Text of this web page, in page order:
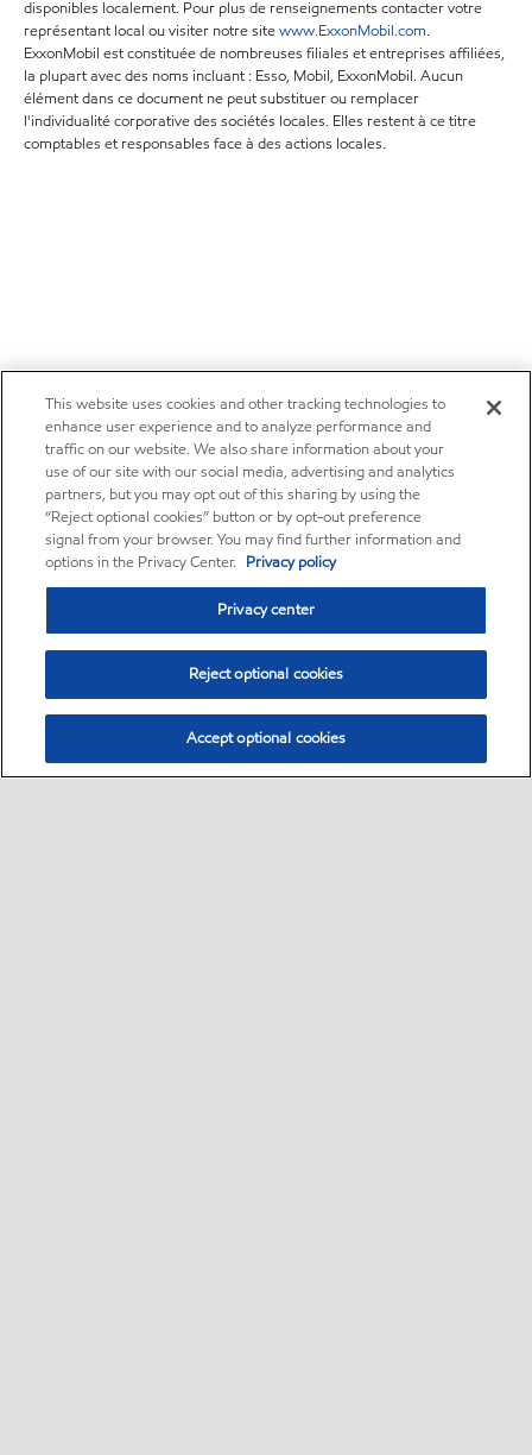
disponibles localement. Pour plus de renseignements contacter votre
représentant local ou visiter notre sitewww.ExxonMobil.com.
ExxonMobil est constituée de nombreuses filiales et entreprises affiliées,
la plupart avec des noms incluant : Esso, Mobil, ExxonMobil. Aucun
élément dans ce document ne peut substituer ou remplacer
l'individualité corporative des sociétés locales. Elles restent à ce titre
comptables et responsables face à des actions locales.
This website uses cookies and other tracking technologies to
enhance user experience and to analyze performance and
traffic on our website. We also share information about your
use of our site with our social media, advertising and analytics
partners, but you may opt out of this sharing by using the
“Reject optional cookies” button or by opt-out preference
signal from your browser. You may find further information and
options in the Privacy Center. Privacy policy
Privacy center
Reject optional cookies
Accept optional cookies